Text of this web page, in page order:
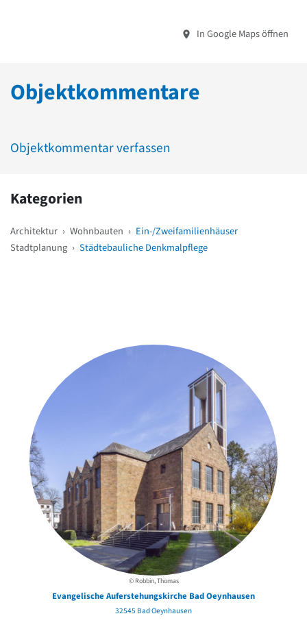
In Google Maps öffnen
Objektkommentare
Objektkommentar verfassen
Kategorien
Architektur › Wohnbauten › Ein-/Zweifamilienhäuser
Stadtplanung › Städtebauliche Denkmalpflege
© Robbin, Thomas
Evangelische Auferstehungskirche Bad Oeynhausen
32545 Bad Oeynhausen